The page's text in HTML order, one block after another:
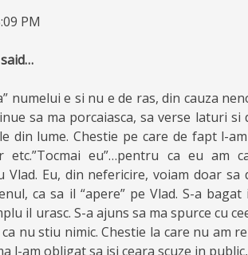
PM
numelui e si nu e de ras, din cauza
sa ma porcaiasca, sa verse laturi
din lume. Chestie pe care de fapt l-
etc.”Tocmai eu”…pentru ca eu
Vlad. Eu, din nefericire, voiam doar sa
ca sa il “apere” pe Vlad. S-a
il urasc. S-a ajuns sa ma spurce cu
ca nu stiu nimic. Chestie la care nu am
l-am obligat sa isi ceara scuze in